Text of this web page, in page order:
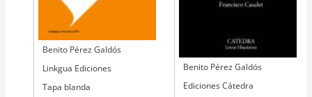
Autor
Benito Pérez Galdós
Editorial
Linkgua Ediciones
Tapa blanda
Autor
Benito Pérez Galdós
Editorial
Ediciones Cátedra